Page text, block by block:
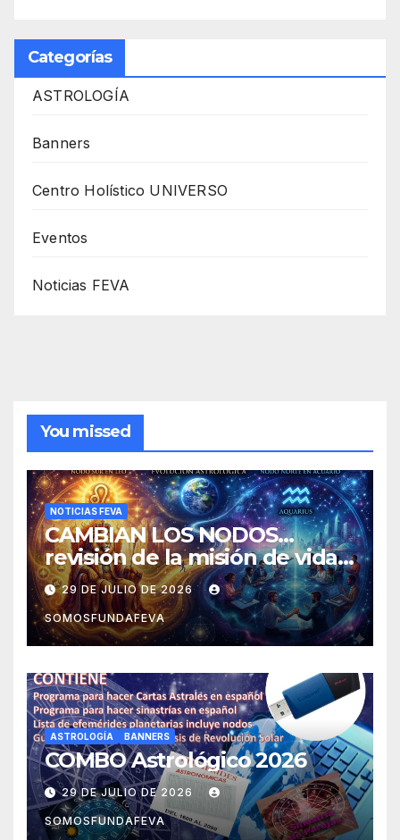
Categorías
ASTROLOGÍA
Banners
Centro Holístico UNIVERSO
Eventos
Noticias FEVA
You missed
NOTICIAS FEVA
CAMBIAN LOS NODOS…
revisión de la misión de vida y
experiencias
29 DE JULIO DE 2026
SOMOSFUNDAFEVA
ASTROLOGÍA BANNERS
COMBO Astrológico 2026
29 DE JULIO DE 2026
SOMOSFUNDAFEVA